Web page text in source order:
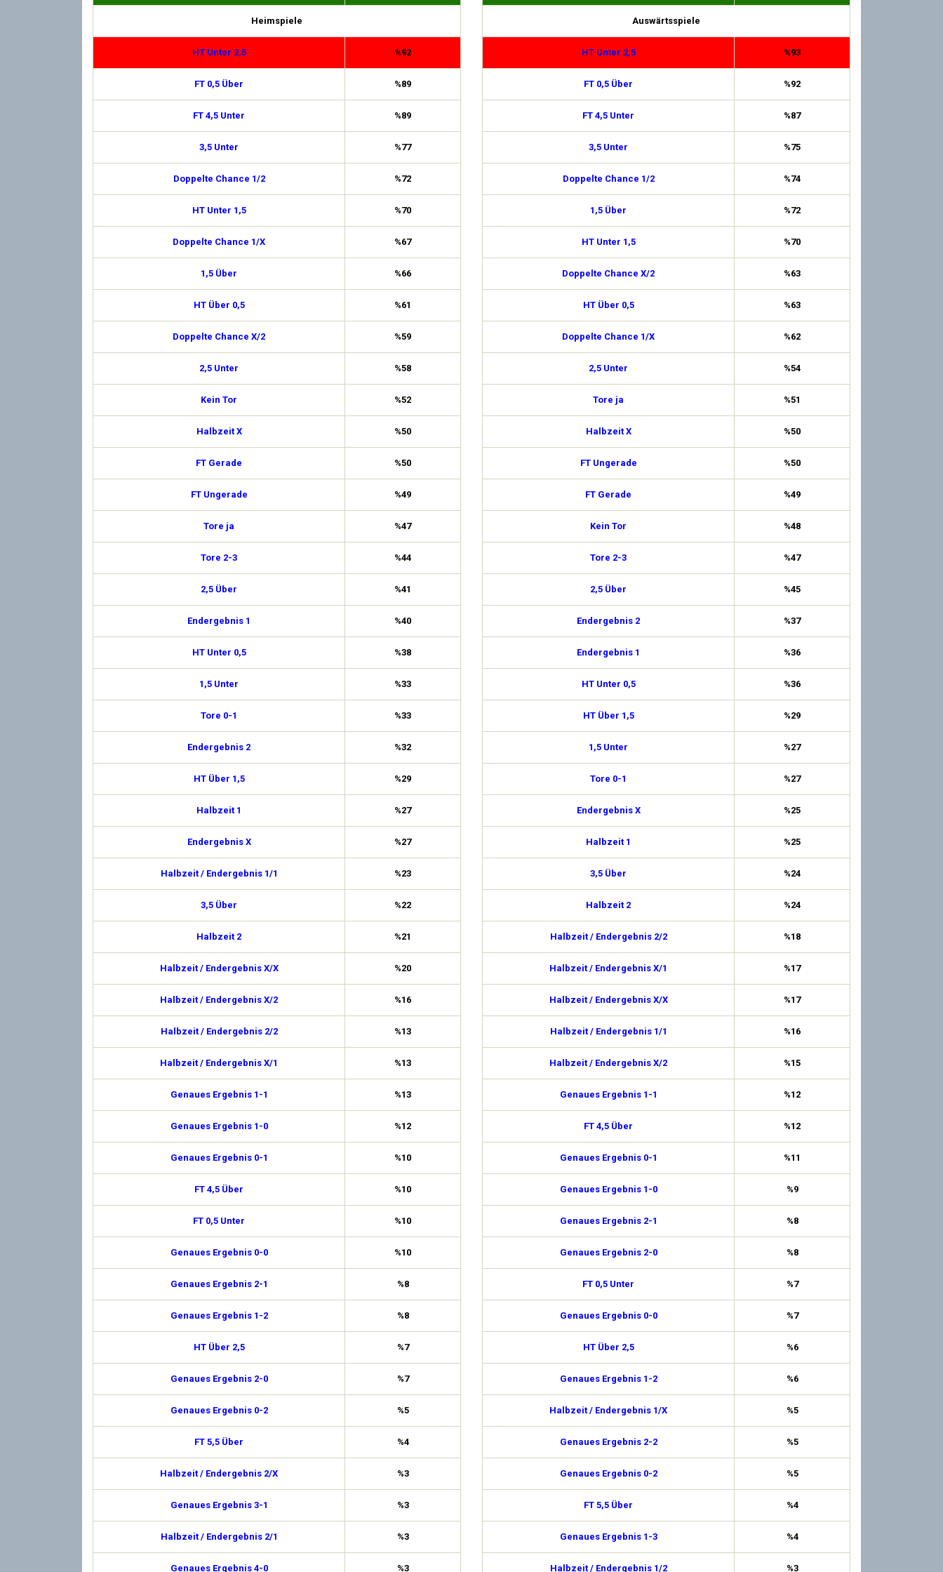
Heimspiele
HT Unter 2,5 %92
FT 0,5 Über %89
FT 4,5 Unter %89
3,5 Unter %77
Doppelte Chance 1/2 %72
HT Unter 1,5 %70
Doppelte Chance 1/X %67
1,5 Über %66
HT Über 0,5 %61
Doppelte Chance X/2 %59
2,5 Unter %58
Kein Tor %52
Halbzeit X %50
FT Gerade %50
FT Ungerade %49
Tore ja %47
Tore 2-3 %44
2,5 Über %41
Endergebnis 1 %40
HT Unter 0,5 %38
1,5 Unter %33
Tore 0-1 %33
Endergebnis 2 %32
HT Über 1,5 %29
Halbzeit 1 %27
Endergebnis X %27
Halbzeit / Endergebnis 1/1 %23
3,5 Über %22
Halbzeit 2 %21
Halbzeit / Endergebnis X/X %20
Halbzeit / Endergebnis X/2 %16
Halbzeit / Endergebnis 2/2 %13
Halbzeit / Endergebnis X/1 %13
Genaues Ergebnis 1-1 %13
Genaues Ergebnis 1-0 %12
Genaues Ergebnis 0-1 %10
FT 4,5 Über %10
FT 0,5 Unter %10
Genaues Ergebnis 0-0 %10
Genaues Ergebnis 2-1 %8
Genaues Ergebnis 1-2 %8
HT Über 2,5 %7
Genaues Ergebnis 2-0 %7
Genaues Ergebnis 0-2 %5
FT 5,5 Über %4
Halbzeit / Endergebnis 2/X %3
Genaues Ergebnis 3-1 %3
Halbzeit / Endergebnis 2/1 %3
Genaues Ergebnis 4-0 %3
Auswärtsspiele
HT Unter 2,5 %93
FT 0,5 Über %92
FT 4,5 Unter %87
3,5 Unter %75
Doppelte Chance 1/2 %74
1,5 Über %72
HT Unter 1,5 %70
Doppelte Chance X/2 %63
HT Über 0,5 %63
Doppelte Chance 1/X %62
2,5 Unter %54
Tore ja %51
Halbzeit X %50
FT Ungerade %50
FT Gerade %49
Kein Tor %48
Tore 2-3 %47
2,5 Über %45
Endergebnis 2 %37
Endergebnis 1 %36
HT Unter 0,5 %36
HT Über 1,5 %29
1,5 Unter %27
Tore 0-1 %27
Endergebnis X %25
Halbzeit 1 %25
3,5 Über %24
Halbzeit 2 %24
Halbzeit / Endergebnis 2/2 %18
Halbzeit / Endergebnis X/1 %17
Halbzeit / Endergebnis X/X %17
Halbzeit / Endergebnis 1/1 %16
Halbzeit / Endergebnis X/2 %15
Genaues Ergebnis 1-1 %12
FT 4,5 Über %12
Genaues Ergebnis 0-1 %11
Genaues Ergebnis 1-0 %9
Genaues Ergebnis 2-1 %8
Genaues Ergebnis 2-0 %8
FT 0,5 Unter %7
Genaues Ergebnis 0-0 %7
HT Über 2,5 %6
Genaues Ergebnis 1-2 %6
Halbzeit / Endergebnis 1/X %5
Genaues Ergebnis 2-2 %5
Genaues Ergebnis 0-2 %5
FT 5,5 Über %4
Genaues Ergebnis 1-3 %4
Halbzeit / Endergebnis 1/2 %3